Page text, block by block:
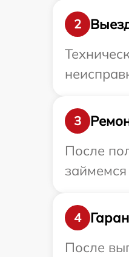
2
3
После
4
После